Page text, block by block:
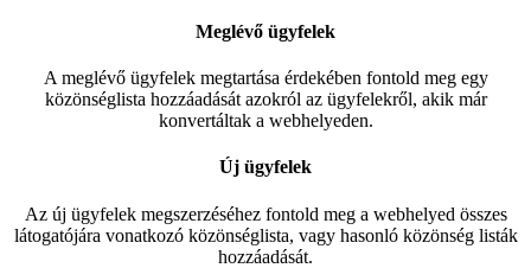
Meglévő ügyfelek
A meglévő ügyfelek megtartása érdekében fontold meg egy
közönséglista hozzáadását azokról az ügyfelekről, akik már
konvertáltak a webhelyeden.
Új ügyfelek
Az új ügyfelek megszerzéséhez fontold meg a webhelyed összes
látogatójára vonatkozó közönséglista, vagy hasonló közönség listák
hozzáadását.